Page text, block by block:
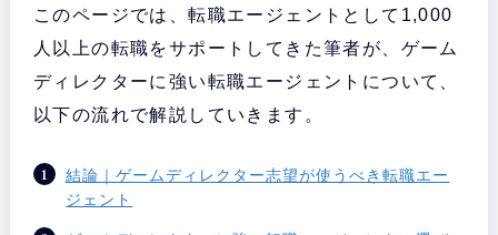
このページでは、転職エージェントとして1,000
人以上の転職をサポートしてきた筆者が、ゲーム
ディレクターに強い転職エージェントについて、
以下の流れで解説していきます。
結論｜ゲームディレクター志望が使うべき転職エー
ジェント